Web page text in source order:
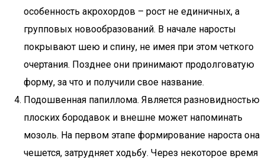
особенность акрохордов – рост не единичных, а
групповых новообразований. В начале наросты
покрывают шею и спину, не имея при этом четкого
очертания. Позднее они принимают продолговатую
форму, за что и получили свое название.
Подошвенная папиллома. Является разновидностью
плоских бородавок и внешне может напоминать
мозоль. На первом этапе формирование нароста она
чешется, затрудняет ходьбу. Через некоторое время